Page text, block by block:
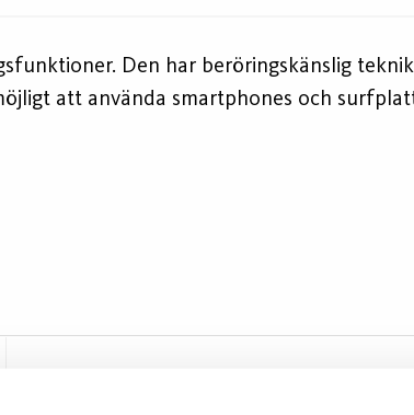
Den har beröringskänslig
att använda smartphones och